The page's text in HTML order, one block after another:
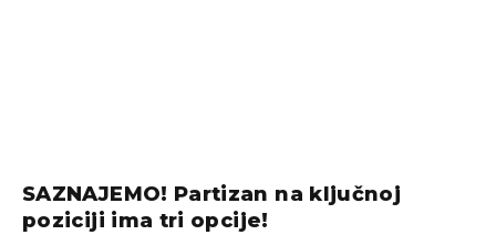
SAZNAJEMO! Partizan na ključnoj
poziciji ima tri opcije!